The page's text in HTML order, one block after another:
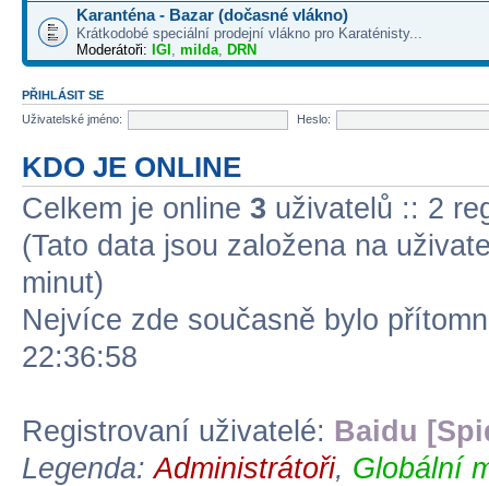
Karanténa - Bazar (dočasné vlákno)
Krátkodobé speciální prodejní vlákno pro Karaténisty...
Moderátoři: IGI , milda, DRN
PŘIHLÁSIT SE
Uživatelské jméno:
Heslo:
KDO JE ONLINE
Celkem je online 3 uživatelů :: 2
(Tato data jsou založena na
minut)
Nejvíce zde současně bylo
22:36:58
Registrovaní uživatelé: Baidu
Legenda:Administrátoři, Globální